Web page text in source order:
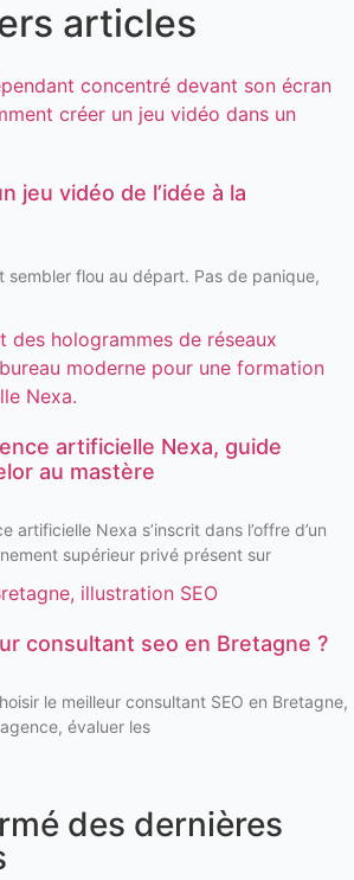
articles
jeu vidéo de l’idée à la
sembler flou au départ. Pas de panique,
artificielle Nexa, guide
au mastère
artificielle Nexa s’inscrit dans l’offre d’un
supérieur privé présent sur
consultant seo en Bretagne ?
le meilleur consultant SEO en Bretagne,
évaluer les
des dernières